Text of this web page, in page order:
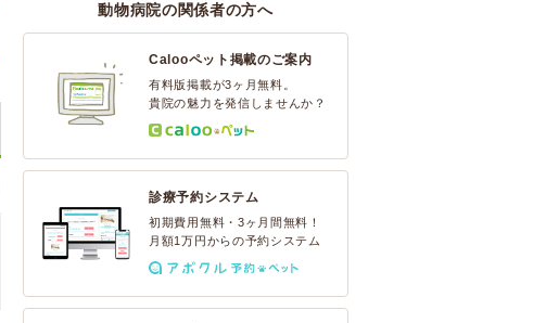
動物病院の関係者の方へ
Calooペット掲載のご案内
有料版掲載が3ヶ月無料。
貴院の魅力を発信しませんか？
診療予約システム
初期費用無料・3ヶ月間無料！
月額1万円からの予約システム